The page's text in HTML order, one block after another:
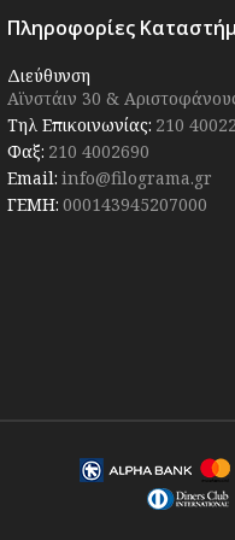
Πληροφορίες
Διεύθυνση
Αϊνστάιν 30 &
Τηλ Επικοινωνίας: 210
Φαξ: 210 4002690
Email: info@filograma.gr
ΓΕΜΗ: 000143945207000